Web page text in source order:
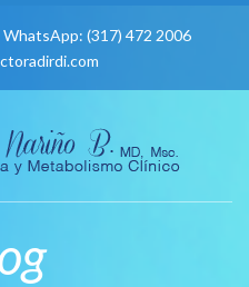
WhatsApp: (317) 472 2006